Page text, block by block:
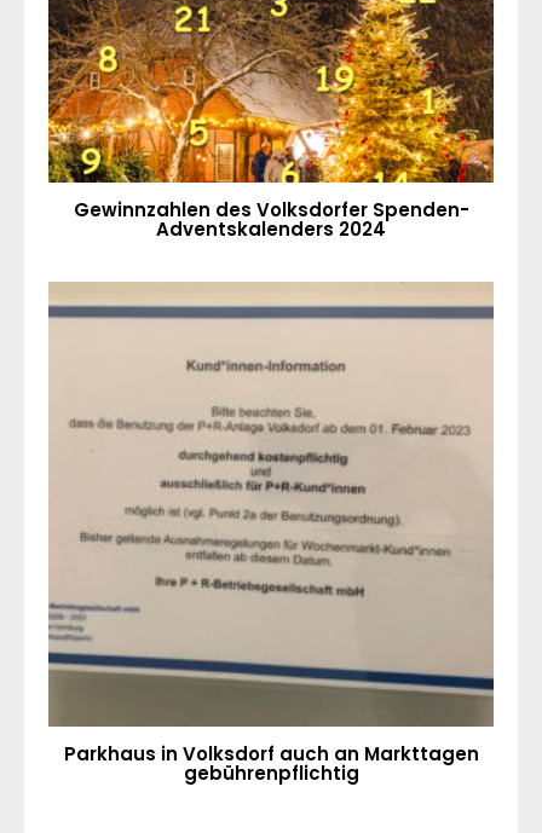
Gewinnzahlen des Volksdorfer Spenden-
Adventskalenders 2024
Parkhaus in Volksdorf auch an Markttagen
gebührenpflichtig